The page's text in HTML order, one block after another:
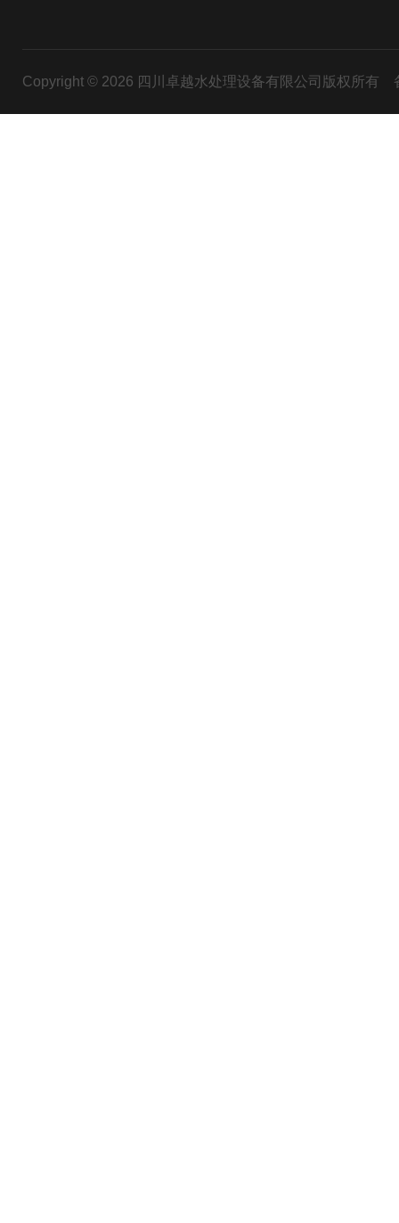
Copyright © 2026 四川卓越水处理设备有限公司版权所有